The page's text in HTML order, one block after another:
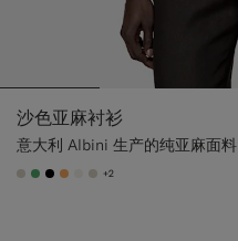
沙色亚麻衬衫
意大利 Albini 生产的纯亚麻面料
#D7D1C3
#50AA6A
#000000
#F9AA62
#F1EFE8
#D7D1C3
+2